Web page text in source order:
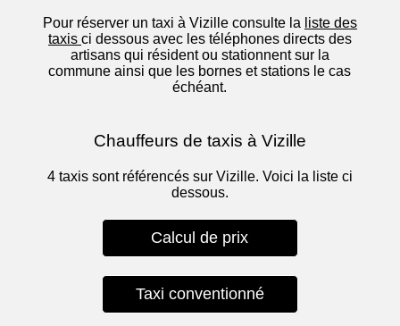
Pour réserver un taxi à Vizille consulte la liste des
taxis ci dessous avec les téléphones directs des
artisans qui résident ou stationnent sur la
commune ainsi que les bornes et stations le cas
échéant.
Chauffeurs de taxis à Vizille
4 taxis sont référencés sur Vizille. Voici la liste ci
dessous.
Calcul de prix
Taxi conventionné